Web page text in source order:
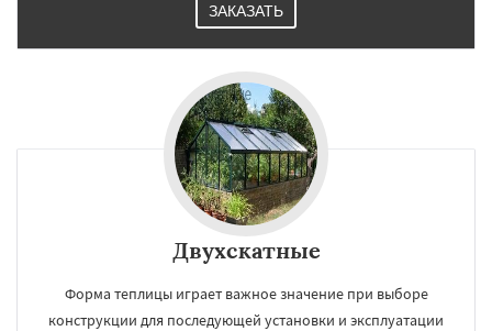
ЗАКАЗАТЬ
Двухскатные
Форма теплицы играет важное значение при выборе
конструкции для последующей установки и эксплуатации